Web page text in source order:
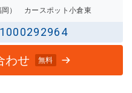
岡） カースポット小倉東
1000292964
わせ 無料